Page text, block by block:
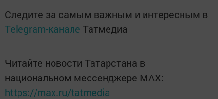
Следите за самым важным и интересным в
Telegram-канале Татмедиа
Читайте новости Татарстана в
национальном мессенджере MАХ:
https://max.ru/tatmedia